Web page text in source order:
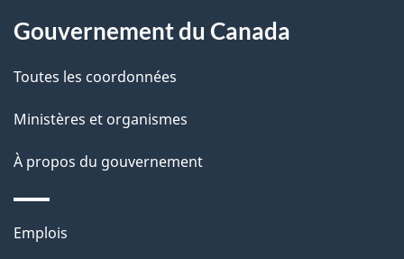
t
a
l
s
l
propos
ce
site
Gouvernement du Canada
Toutes les coordonnées
Ministères et organismes
À propos du gouvernement
Thèmes
Emplois